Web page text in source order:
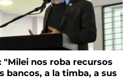
"Milei nos roba recursos
bancos, a la timba, a sus